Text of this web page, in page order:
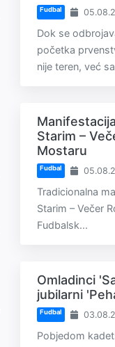
Fudbal
Dok se
početka
nije teren, već
Starim –
Mostaru
Fudbal
Tradicionalna
Starim – Večer
Fudbalsk...
Omladinci
jubilarni
Fudbal
Pobjedom